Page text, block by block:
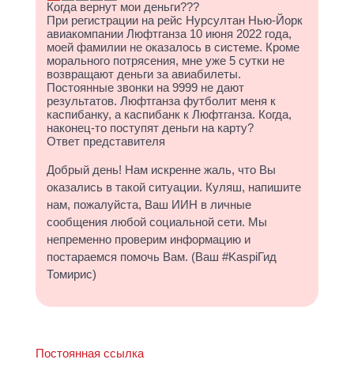
Когда вернут мои деньги???
При регистрации на рейс Нурсултан Нью-Йорк
авиакомпании Люфтганза 10 июня 2022 года,
моей фамилии не оказалось в системе. Кроме
морального потрясения, мне уже 5 сутки не
возвращают деньги за авиабилеты.
Постоянные звонки на 9999 не дают
результатов. Люфтганза футболит меня к
каспибанку, а каспибанк к Люфтганза. Когда,
наконец-то поступят деньги на карту?
Ответ представителя
Добрый день! Нам искренне жаль, что Вы
оказались в такой ситуации. Куляш, напишите
нам, пожалуйста, Ваш ИИН в личные
сообщения любой социальной сети. Мы
непременно проверим информацию и
постараемся помочь Вам. (Ваш #KaspiГид
Томирис)
Постоянная ссылка